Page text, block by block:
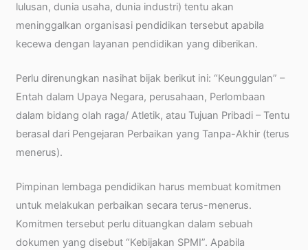
lulusan, dunia usaha, dunia industri) tentu akan
meninggalkan organisasi pendidikan tersebut apabila
kecewa dengan layanan pendidikan yang diberikan.
Perlu direnungkan nasihat bijak berikut ini: “Keunggulan” –
Entah dalam Upaya Negara, perusahaan, Perlombaan
dalam bidang olah raga/ Atletik, atau Tujuan Pribadi – Tentu
berasal dari Pengejaran Perbaikan yang Tanpa-Akhir (terus
menerus).
Pimpinan lembaga pendidikan harus membuat komitmen
untuk melakukan perbaikan secara terus-menerus.
Komitmen tersebut perlu dituangkan dalam sebuah
dokumen yang disebut “Kebijakan SPMI”. Apabila